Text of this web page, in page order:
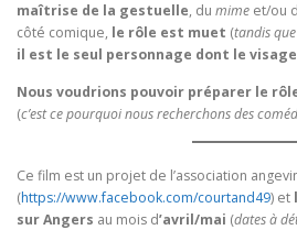
maîtrise de la gestuelle, du mime et/ou
côté comique, le rôle est muet (tandis
il est le seul personnage dont le
Nous voudrions pouvoir préparer le
(c’est ce pourquoi nous recherchons des
Ce film est un projet de l’association
(https://www.facebook.com/courtand49) et
sur Angers au mois d’avril/mai (dates à